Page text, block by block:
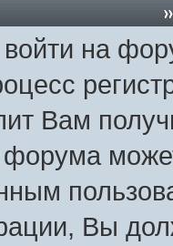
войти на
Вам
Вы